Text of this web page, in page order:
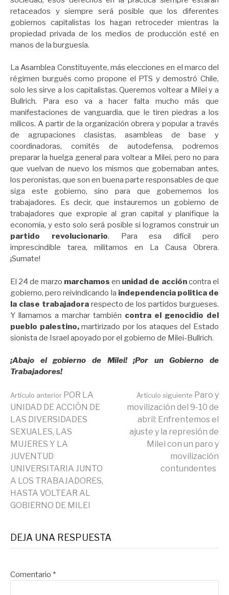
retaceados y siempre será posible que los diferentes
gobiernos capitalistas los hagan retroceder mientras la
propiedad privada de los medios de producción esté en
manos de la burguesía.
La Asamblea Constituyente, más elecciones en el marco del
régimen burgués como propone el PTS y demostró Chile,
solo les sirve a los capitalistas. Queremos voltear a Milei y a
Bullrich. Para eso va a hacer falta mucho más que
manifestaciones de vanguardia, que le tiren piedras a los
milicos. A partir de la organización obrera y popular a través
de agrupaciones clasistas, asambleas de base y
coordinadoras, comités de autodefensa, podremos
preparar la huelga general para voltear a Milei, pero no para
que vuelvan de nuevo los mismos que gobernaban antes,
los peronistas, que son en buena parte responsables de que
siga este gobierno, sino para que gobernemos los
trabajadores. Es decir, que instauremos un gobierno de
trabajadores que expropie al gran capital y planifique la
economía, y esto solo será posible si logramos construir un
partido revolucionario. Para esa difícil pero
imprescindible tarea, militamos en La Causa Obrera.
¡Sumate!
El 24 de marzo marchamos en unidad de accióncontra el
gobierno, pero reivindicando la independencia politica de
la clase trabajadora respecto de los partidos burgueses.
Y llamamos a marchar también contra el genocidio del
pueblo palestino,martirizado por los ataques del Estado
sionista de Israel apoyado por el gobierno de Milei-Bullrich.
¡Abajo el gobierno de Milei! ¡Por un Gobierno de
Trabajadores!
Seguir
leyendo
Artículo anterior POR LA
UNIDAD DE ACCIÓN DE
LAS DIVERSIDADES
SEXUALES, LAS
MUJERES Y LA
JUVENTUD
UNIVERSITARIA JUNTO
A LOS TRABAJADORES,
HASTA VOLTEAR AL
GOBIERNO DE MILEI
Artículo siguiente Paro y
movilización del 9-10 de
abril: Enfrentemos el
ajuste y la represión de
Milei con un paro y
movilización
contundentes
DEJA UNA RESPUESTA
Comentario *